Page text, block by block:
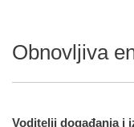
Obnovljiva
Voditelji događanja i